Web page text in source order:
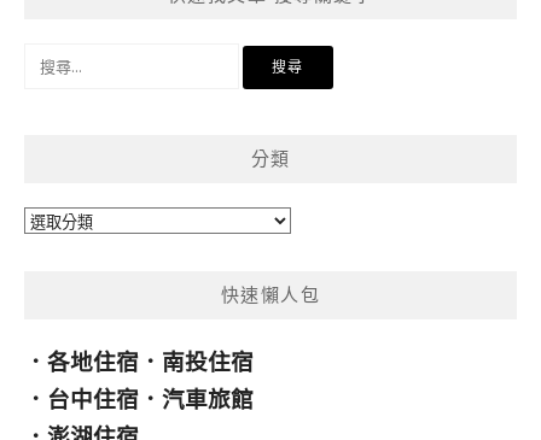
分類
分
快速懶人包
． 各地住宿 ． 南投住宿
． 台中住宿 ． 汽車旅館